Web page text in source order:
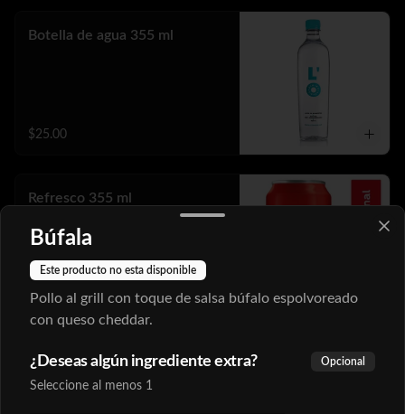
Botella de agua 355 ml
$25.00
Refresco 355 ml
$35.00
Soda italiana 355 ml.
Búfala
Este producto no esta disponible
Pollo al grill con toque de salsa búfalo espolvoreado
con queso cheddar.
¿Deseas algún ingrediente extra? Opcional
Seleccione al menos 1